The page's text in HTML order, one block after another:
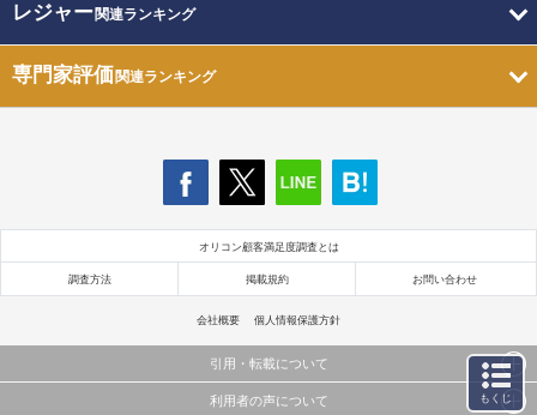
レジャー関連ランキング
専門家評価関連ランキング
オリコン顧客満足度調査とは
調査方法 掲載規約 お問い合わせ
会社概要 個人情報保護方針
引用・転載について
当サイトで公開されている情報（文字、写真、イラスト、画像データ等）及びこれらの配置・
利用者の声について もくじ